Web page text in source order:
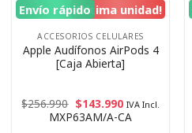
¡Ultima unidad!
Envío rápido
ACCESORIOS CELULARES
Apple Audífonos AirPods 4
[Caja Abierta]
$256.990 $143.990 IVA Incl.
MXP63AM/A-CA